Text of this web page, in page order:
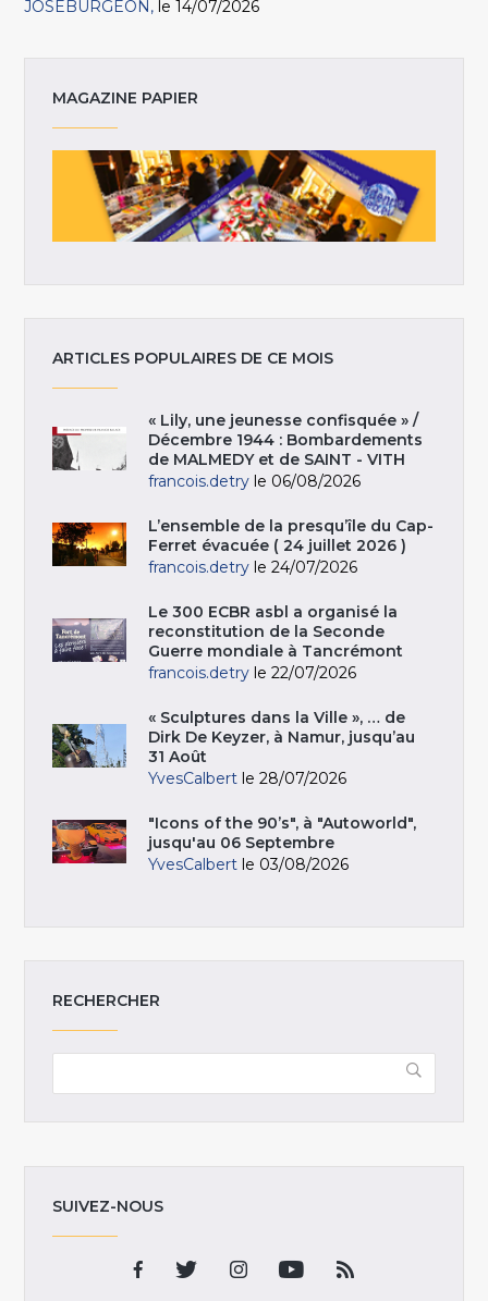
JOSEBURGEON le 14/07/2026
MAGAZINE PAPIER
ARTICLES POPULAIRES DE CE MOIS
« Lily, une jeunesse confisquée » /
Décembre 1944 : Bombardements
de MALMEDY et de SAINT - VITH
francois.detry le 06/08/2026
L’ensemble de la presqu’île du Cap-
Ferret évacuée ( 24 juillet 2026 )
francois.detry le 24/07/2026
Le 300 ECBR asbl a organisé la
reconstitution de la Seconde
Guerre mondiale à Tancrémont
francois.detry le 22/07/2026
« Sculptures dans la Ville », … de
Dirk De Keyzer, à Namur, jusqu’au
31 Août
YvesCalbert le 28/07/2026
"Icons of the 90’s", à "Autoworld",
jusqu'au 06 Septembre
YvesCalbert le 03/08/2026
RECHERCHER
SUIVEZ-NOUS